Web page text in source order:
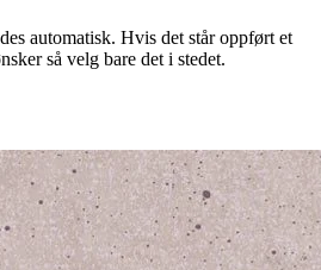
automatisk. Hvis det står oppført et
så velg bare det i stedet.